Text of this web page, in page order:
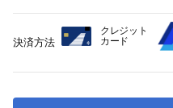
決済方法
クレジット
カード